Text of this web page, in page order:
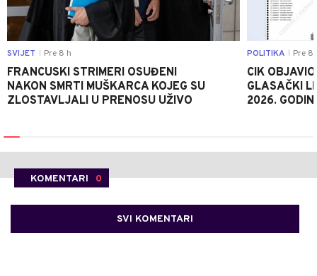
SVIJET Pre 8 h
FRANCUSKI STRIMERI OSUĐENI
NAKON SMRTI MUŠKARCA KOJEG SU
ZLOSTAVLJALI U PRENOSU UŽIVO
POLITIKA Pre 8
CIK
GLASAČKI
2026.
KOMENTARI 0
SVI KOMENTARI